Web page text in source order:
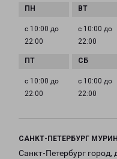
с 10:00 до
22:00
с 10:00 до
22:00
с 10:00 до
22:00
с 10:00 до
22:00
САНКТ-ПЕТЕРБУРГ
Санкт-Петербург город,